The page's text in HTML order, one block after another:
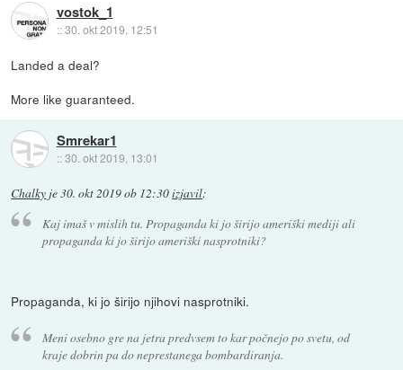
vostok_1
::30. okt 2019, 12:51
Landed a deal?
More like guaranteed.
Smrekar1
::30. okt 2019, 13:01
Chalky je30. okt 2019 ob 12:30izjavil:
Kaj imaš v mislih tu. Propaganda ki jo širijo ameriški mediji ali
propaganda ki jo širijo ameriški nasprotniki?
Propaganda, ki jo širijo njihovi nasprotniki.
Meni osebno gre na jetra predvsem to kar počnejo po svetu, od
kraje dobrin pa do neprestanega bombardiranja.